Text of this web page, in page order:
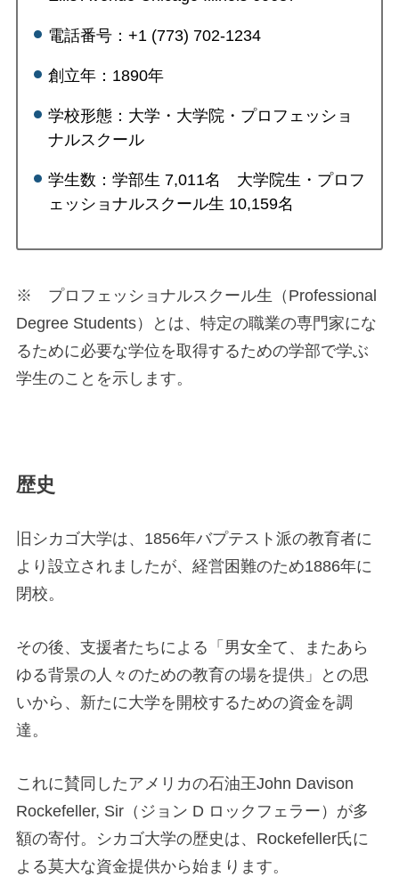
電話番号：+1 (773) 702-1234
創立年：1890年
学校形態：大学・大学院・プロフェッショ
ナルスクール
学生数：学部生 7,011名 大学院生・プロフ
ェッショナルスクール生 10,159名
※ プロフェッショナルスクール生（Professional
Degree Students）とは、特定の職業の専門家にな
るために必要な学位を取得するための学部で学ぶ
学生のことを示します。
歴史
旧シカゴ大学は、1856年バプテスト派の教育者に
より設立されましたが、経営困難のため1886年に
閉校。
その後、支援者たちによる「男女全て、またあら
ゆる背景の人々のための教育の場を提供」との思
いから、新たに大学を開校するための資金を調
達。
これに賛同したアメリカの石油王John Davison
Rockefeller, Sir（ジョン D ロックフェラー）が多
額の寄付。シカゴ大学の歴史は、Rockefeller氏に
よる莫大な資金提供から始まります。